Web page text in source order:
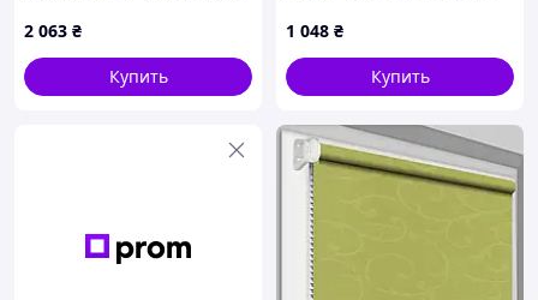
зеленая
2 063 ₴
Купить
Персиковая
1 048 ₴
Купить